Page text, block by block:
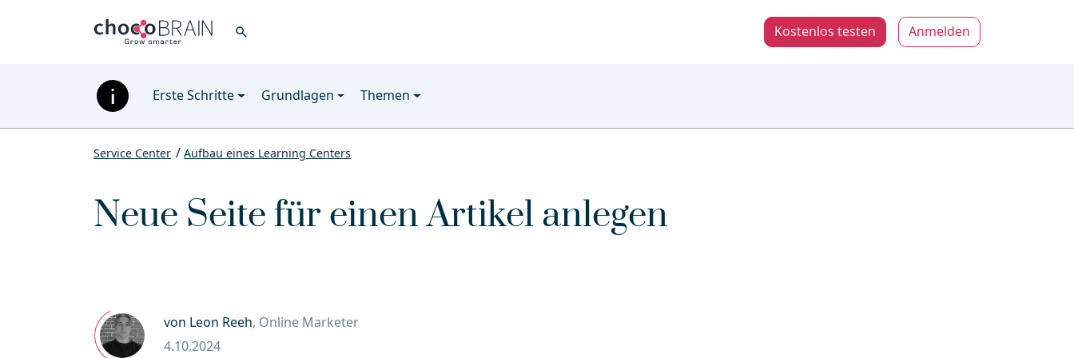
search Kostenlos testen Anmelden
Erste Schritte Grundlagen Themen
Service Center Aufbau eines Learning Centers
Neue Seite für einen Artikel anlegen
von Leon Reeh, Online Marketer
4.10.2024